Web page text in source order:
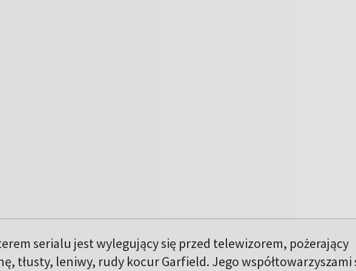
serialu jest wylegujący się przed telewizorem, pożerający
tłusty, leniwy, rudy kocur Garfield. Jego współtowarzyszami